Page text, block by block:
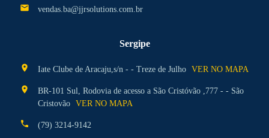
mail vendas.ba@jjrsolutions.com.br
Sergipe
location_on Iate Clube de Aracaju,s/n - - Treze de Julho VER NO MAPA
location_on
BR-101 Sul, Rodovia de acesso a São Cristóvão ,777 - - São
Cristovão VER NO MAPA
phone (79) 3214-9142